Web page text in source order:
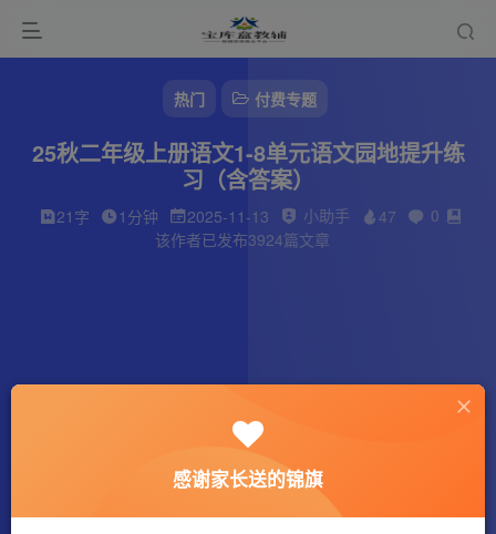
热门 付费专题
25秋二年级上册语文1-8单元语文园地提升练
习（含答案）
21字 1分钟 2025-11-13 小助手 47
0
该作者已发布3924篇文章
感谢家长送的锦旗